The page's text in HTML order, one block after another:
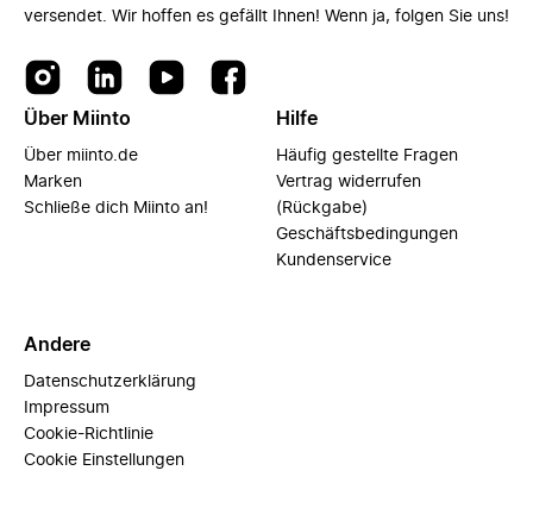
versendet. Wir hoffen es gefällt Ihnen! Wenn ja, folgen Sie uns!
Über Miinto
Über miinto.de
Marken
Schließe dich Miinto an!
Hilfe
Häufig gestellte Fragen
Vertrag widerrufen
(Rückgabe)
Geschäftsbedingungen
Kundenservice
Andere
Datenschutzerklärung
Impressum
Cookie-Richtlinie
Cookie Einstellungen